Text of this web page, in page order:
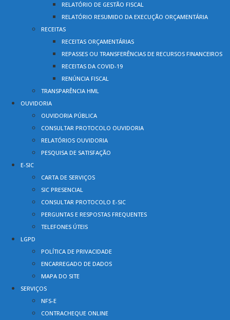
RELATÓRIO DE GESTÃO FISCAL
RELATÓRIO RESUMIDO DA EXECUÇÃO ORÇAMENTÁRIA
RECEITAS
RECEITAS ORÇAMENTÁRIAS
REPASSES OU TRANSFERÊNCIAS DE RECURSOS FINANCEIROS
RECEITAS DA COVID-19
RENÚNCIA FISCAL
TRANSPARÊNCIA HML
OUVIDORIA
OUVIDORIA PÚBLICA
CONSULTAR PROTOCOLO OUVIDORIA
RELATÓRIOS OUVIDORIA
PESQUISA DE SATISFAÇÃO
E-SIC
CARTA DE SERVIÇOS
SIC PRESENCIAL
CONSULTAR PROTOCOLO E-SIC
PERGUNTAS E RESPOSTAS FREQUENTES
TELEFONES ÚTEIS
LGPD
POLÍTICA DE PRIVACIDADE
ENCARREGADO DE DADOS
MAPA DO SITE
SERVIÇOS
NFS-E
CONTRACHEQUE ONLINE